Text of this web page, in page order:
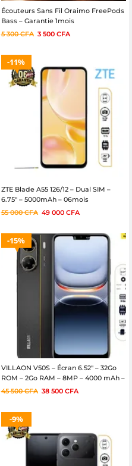
Écouteurs Sans Fil Oraimo FreePods
Bass – Garantie 1mois
5 300CFA 3 500 CFA
11%
ZTE Blade A55 126/12 – Dual SIM –
6.75″ – 5000mAh – 06mois
55 000CFA 49 000 CFA
15%
VILLAON V50S – Écran 6.52″ – 32Go
ROM – 2Go RAM – 8MP – 4000 mAh –
4G LTE- 6 mois
45 500CFA 38 500 CFA
9%